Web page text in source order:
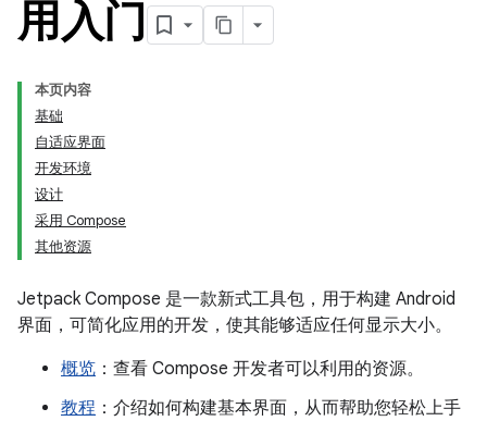
用入门
本页内容
基础
自适应界面
开发环境
设计
采用 Compose
其他资源
Jetpack Compose 是一款新式工具包，用于构建 Android
界面，可简化应用的开发，使其能够适应任何显示大小。
概览 ：查看 Compose 开发者可以利用的资源。
教程 ：介绍如何构建基本界面，从而帮助您轻松上手